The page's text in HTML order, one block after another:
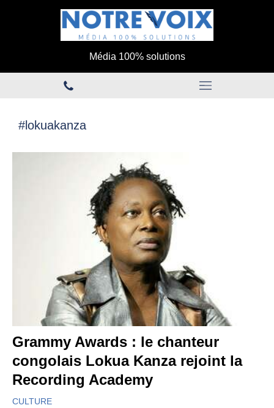
Média 100% solutions
#lokuakanza
Grammy Awards : le chanteur
congolais Lokua Kanza rejoint la
Recording Academy
CULTURE